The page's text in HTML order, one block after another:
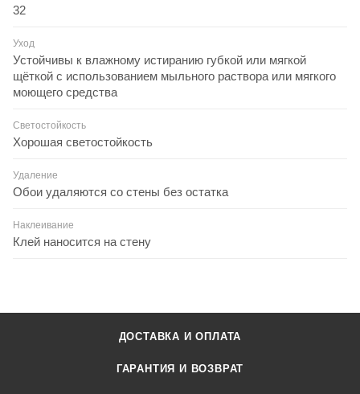
32
Уход
Устойчивы к влажному истиранию губкой или мягкой
щёткой с использованием мыльного раствора или мягкого
моющего средства
Светостойкость
Хорошая светостойкость
Удаление
Обои удаляются со стены без остатка
Наклеивание
Клей наносится на стену
ДОСТАВКА И ОПЛАТА
ГАРАНТИЯ И ВОЗВРАТ